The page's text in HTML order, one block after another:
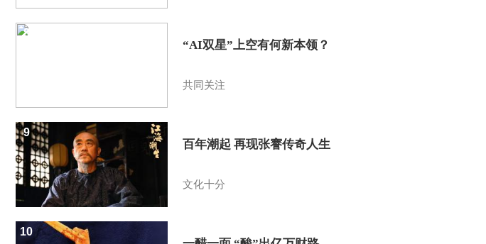
“AI双星”上空有何新本领？
共同关注
8
百年潮起 再现张謇传奇人生
文化十分
9
10